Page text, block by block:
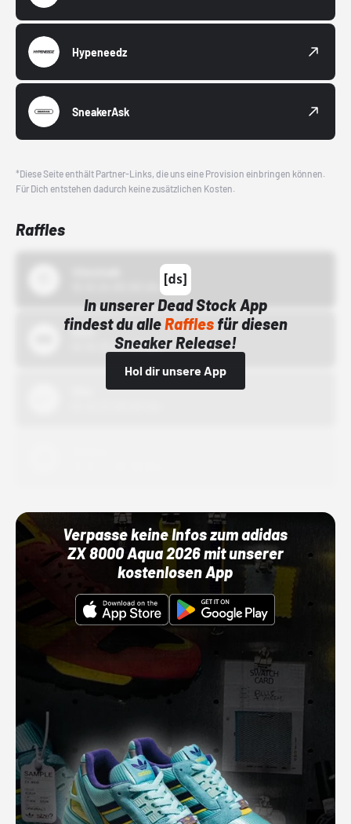
Hypeneedz
SneakerAsk
*Diese Seite enthält Partner-Links, die uns eine Provision einbringen können.
Für Dich entstehen dadurch keine zusätzlichen Kosten.
Raffles
In unserer Dead Stock App
findest du alleRafflesfür diesen
Sneaker Release!
Hol dir unsere App
Bstn
01.10.22 00:00 Uhr
Verpasse keine Infos zum adidas
ZX 8000 Aqua 2026 mit unserer
kostenlosen App